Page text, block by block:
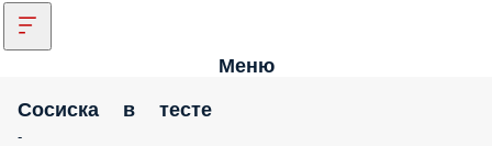
Меню
Сосиска в тесте
-